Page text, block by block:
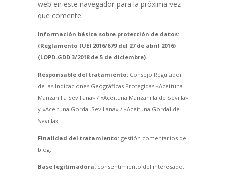
web en este navegador para la próxima vez
que comente.
Información básica sobre protección de datos:
(Reglamento (UE) 2016/679 del 27 de abril 2016)
(LOPD-GDD 3/2018 de 5 de diciembre).
Responsable del tratamiento:Consejo Regulador
de las Indicaciones Geográficas Protegidas «Aceituna
Manzanilla Sevillana» / «Aceituna Manzanilla de Sevilla»
y «Aceituna Gordal Sevillana» / «Aceituna Gordal de
Sevilla».
Finalidad del tratamiento:gestión comentarios del
blog.
Base legitimadora:consentimiento del interesado.